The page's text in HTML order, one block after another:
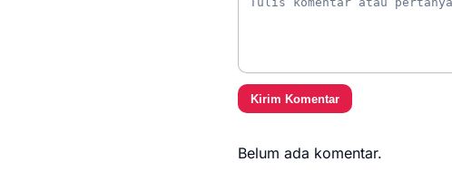
Kirim Komentar
Belum ada komentar.